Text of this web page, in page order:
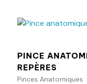
PINCE
REPÈRES
Pinces Anatomiques